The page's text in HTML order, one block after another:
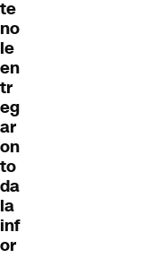
te
no
le
en
tr
eg
ar
on
to
da
la
inf
or